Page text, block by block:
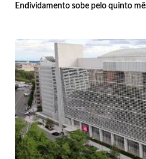
Endividamento sobe pelo quinto